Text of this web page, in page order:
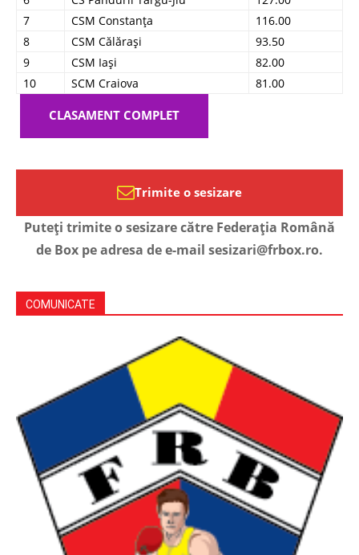
7
CSM Constanța
116.00
8
CSM Călărași
93.50
9
CSM Iași
82.00
10
SCM Craiova 81.00
CLASAMENT COMPLET
Trimite o sesizare
Puteți trimite o sesizare către Federația Română
de Box pe adresa de e-mail sesizari@frbox.ro.
COMUNICATE